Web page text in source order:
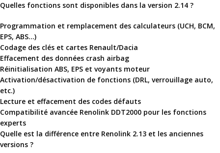
Quelles fonctions sont disponibles dans la version 2.14 ?
Programmation et remplacement des calculateurs (UCH, BCM,
EPS, ABS…)
Codage des clés et cartes Renault/Dacia
Effacement des données crash airbag
Réinitialisation ABS, EPS et voyants moteur
Activation/désactivation de fonctions (DRL, verrouillage auto,
etc.)
Lecture et effacement des codes défauts
Compatibilité avancée Renolink DDT2000 pour les fonctions
experts
Quelle est la différence entre Renolink 2.13 et les anciennes
versions ?